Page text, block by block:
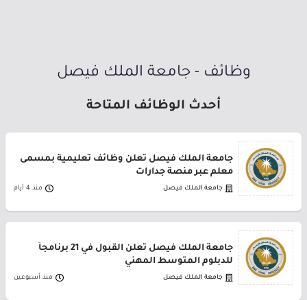
وظائف - جامعة الملك فيصل
أحدث الوظائف المتاحة
جامعة الملك فيصل تعلن وظائف تعليمية بمسمى
معلم عبر منصة جدارات
جامعة الملك فيصل منذ 4 أيام
جامعة الملك فيصل تعلن القبول في 21 برنامجاً
للدبلوم المتوسط المهني
جامعة الملك فيصل منذ أسبوعين